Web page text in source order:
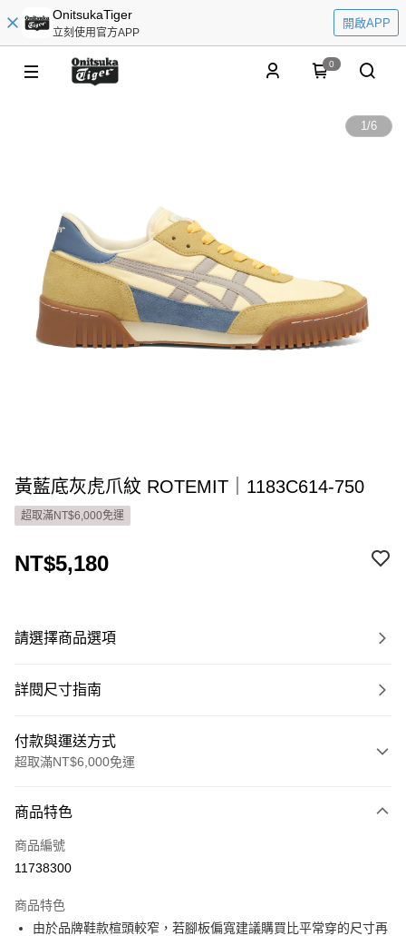
OnitsukaTiger
立刻使用官方APP
開啟APP
0
1/6
黃藍底灰虎爪紋 ROTEMIT｜1183C614-750
超取滿NT$6,000免運
NT$5,180
請選擇商品選項
詳閱尺寸指南
付款與運送方式
超取滿NT$6,000免運
信用卡一次付款
超商取貨付款
商品特色
商品編號
11738300
商品特色
由於品牌鞋款楦頭較窄，若腳板偏寬建議購買比平常穿的尺寸再